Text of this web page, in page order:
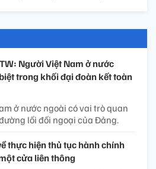
Người Việt Nam ở nước
trong khối đại đoàn kết toàn
ở nước ngoài có vai trò quan
lối đối ngoại của Đảng.
thực hiện thủ tục hành chính
cửa liên thông